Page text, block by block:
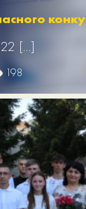
[…]
198